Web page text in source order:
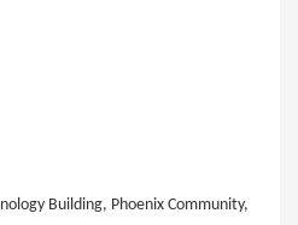
Building, Phoenix Community,